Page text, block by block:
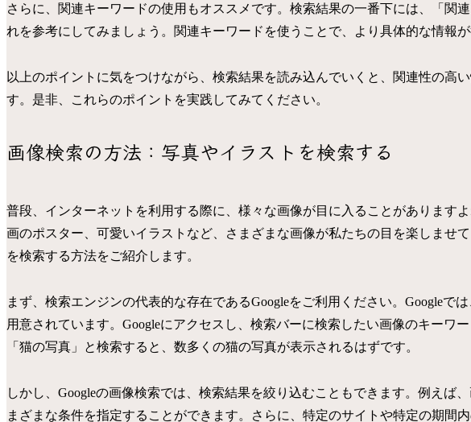
さらに、関連キーワードの使用もオススメです。検索結果の一番下には、「関
れを参考にしてみましょう。関連キーワードを使うことで、より具体的な情報
以上のポイントに気をつけながら、検索結果を読み込んでいくと、関連性の高
す。是非、これらのポイントを実践してみてください。
画像検索の方法：写真やイラストを検索する
普段、インターネットを利用する際に、様々な画像が目に入ることがあります
画のポスター、可愛いイラストなど、さまざまな画像が私たちの目を楽しませ
を検索する方法をご紹介します。
まず、検索エンジンの代表的な存在であるGoogleをご利用ください。Googleで
用意されています。Googleにアクセスし、検索バーに検索したい画像のキーワ
「猫の写真」と検索すると、数多くの猫の写真が表示されるはずです。
しかし、Googleの画像検索では、検索結果を絞り込むこともできます。例えば
まざまな条件を指定することができます。さらに、特定のサイトや特定の期間